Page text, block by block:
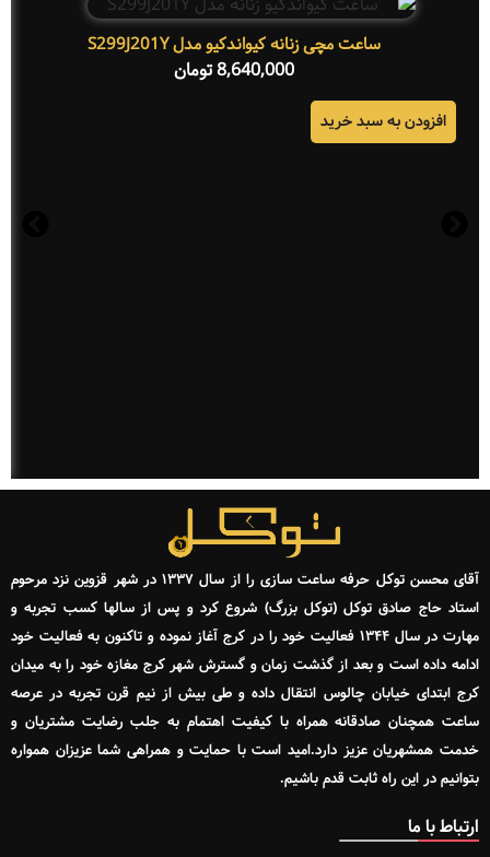
ساعت مچی زنانه کیواندکیو مدل S299J201Y
8,640,000تومان
افزودن به سبد خرید
آقای محسن توکل حرفه ساعت سازی را از سال ۱۳۳۷ در شهر قزوین نزد مرحوم
استاد حاج صادق توکل (توکل بزرگ) شروع کرد و پس از سالها کسب تجربه و
مهارت در سال ۱۳۴۴ فعالیت خود را در کرج آغاز نموده و تاکنون به فعالیت خود
ادامه داده است و بعد از گذشت زمان و گسترش شهر کرج مغازه خود را به میدان
کرج ابتدای خیابان چالوس انتقال داده و طی بیش از نیم قرن تجربه در عرصه
ساعت همچنان صادقانه همراه با کیفیت اهتمام به جلب رضایت مشتریان و
خدمت همشهریان عزیز دارد.امید است با حمایت و همراهی شما عزیزان همواره
بتوانیم در این راه ثابت قدم باشیم.
ارتباط با ما